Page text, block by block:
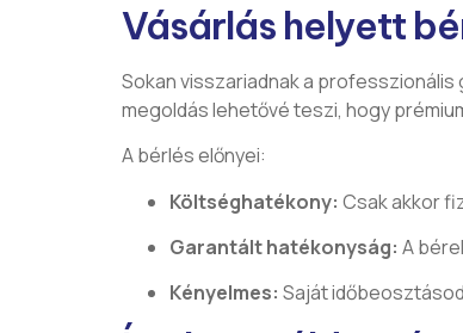
Vásárlás helyett
Sokan visszariadnak a
megoldás lehetővé teszi, hogy
A bérlés előnyei:
Költséghatékony: Csak akkor
Garantált hatékonyság: A
Kényelmes: Saját